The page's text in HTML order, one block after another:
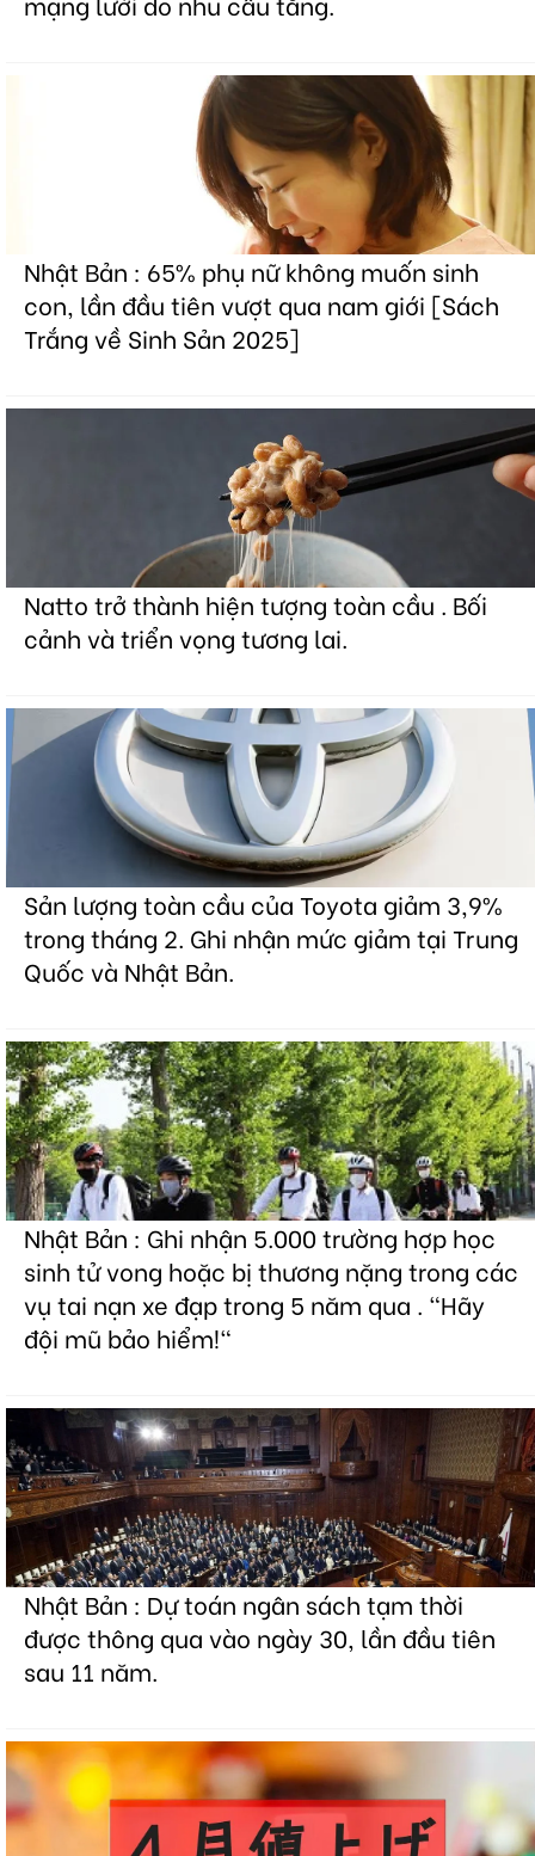
Nhật Bản : 65% phụ nữ không muốn sinh
con, lần đầu tiên vượt qua nam giới [Sách
Trắng về Sinh Sản 2025]
Natto trở thành hiện tượng toàn cầu . Bối
cảnh và triển vọng tương lai.
Sản lượng toàn cầu của Toyota giảm 3,9%
trong tháng 2. Ghi nhận mức giảm tại Trung
Quốc và Nhật Bản.
Nhật Bản : Ghi nhận 5.000 trường hợp học
sinh tử vong hoặc bị thương nặng trong các
vụ tai nạn xe đạp trong 5 năm qua . "Hãy
đội mũ bảo hiểm!"
Nhật Bản : Dự toán ngân sách tạm thời
được thông qua vào ngày 30, lần đầu tiên
sau 11 năm.